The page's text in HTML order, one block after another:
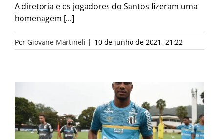
A diretoria e os jogadores do Santos fizeram uma
homenagem [...]
Por Giovane Martineli | 10 de junho de 2021, 21:22